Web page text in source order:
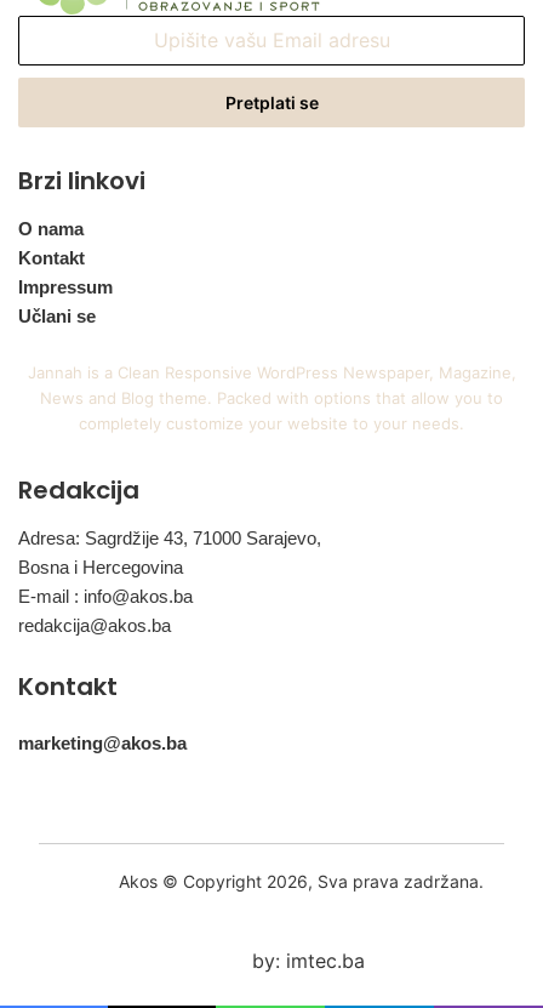
Email
Brzi linkovi
O nama
Kontakt
Impressum
Učlani se
Jannah is a Clean Responsive WordPress Newspaper, Magazine,
News and Blog theme. Packed with options that allow you to
completely customize your website to your needs.
Redakcija
Adresa: Sagrdžije 43, 71000 Sarajevo,
Bosna i Hercegovina
E-mail : info@akos.ba
redakcija@akos.ba
Kontakt
marketing@akos.ba
Akos © Copyright 2026, Sva prava zadržana.
by: imtec.ba